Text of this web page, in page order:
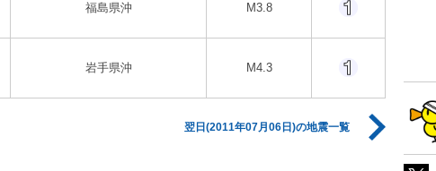
福島県沖 M3.8
岩手県沖 M4.3
翌日(2011年07月06日)の地震一覧